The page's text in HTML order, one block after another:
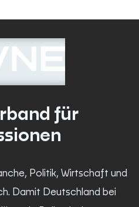
für
Politik, Wirtschaft und
Damit Deutschland bei